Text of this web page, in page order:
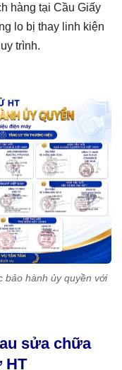
hàng tại Cầu Giấy
lo bị thay linh kiện
trình.
bảo hành ủy quyền với
sửa chữa
HT